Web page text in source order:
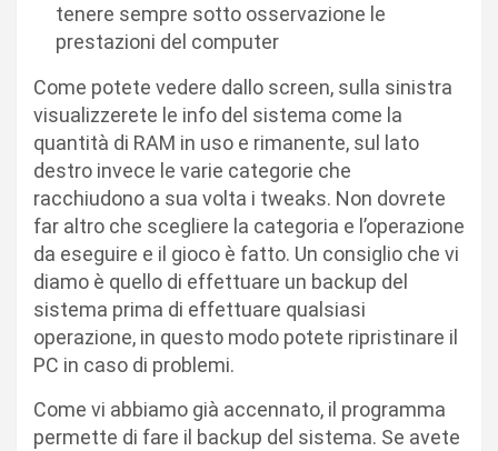
tenere sempre sotto osservazione le
prestazioni del computer
Come potete vedere dallo screen, sulla sinistra
visualizzerete le info del sistema come la
quantità di RAM in uso e rimanente, sul lato
destro invece le varie categorie che
racchiudono a sua volta i tweaks. Non dovrete
far altro che scegliere la categoria e l’operazione
da eseguire e il gioco è fatto. Un consiglio che vi
diamo è quello di effettuare un backup del
sistema prima di effettuare qualsiasi
operazione, in questo modo potete ripristinare il
PC in caso di problemi.
Come vi abbiamo già accennato, il programma
permette di fare il backup del sistema. Se avete